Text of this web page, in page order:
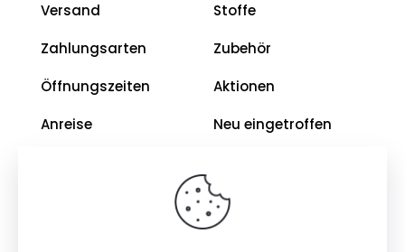
Versand
Zahlungsarten
Öffnungszeiten
Anreise
Stoffe
Zubehör
Aktionen
Neu eingetroffen